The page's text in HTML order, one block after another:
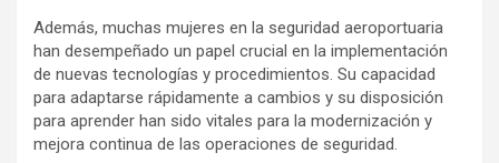
Además, muchas mujeres en la seguridad aeroportuaria
han desempeñado un papel crucial en la implementación
de nuevas tecnologías y procedimientos. Su capacidad
para adaptarse rápidamente a cambios y su disposición
para aprender han sido vitales para la modernización y
mejora continua de las operaciones de seguridad.